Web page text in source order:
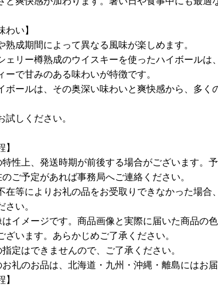
わい】
熟成期間によって異なる風味が楽しめます。
ェリー樽熟成のウイスキーを使ったハイボールは、
ーで甘みのある味わいが特徴です。
ボールは、その奥深い味わいと爽快感から、多く
試しください。
】
性上、発送時期が前後する場合がございます。予
ご予定があれば事務局へご連絡ください。
在等によりお礼の品をお受取りできなかった場合
さい。
イメージです。商品画像と実際に届いた商品の
ざいます。あらかじめご了承ください。
定はできませんので、ご了承ください。
礼のお品は、北海道・九州・沖縄・離島にはお届
】